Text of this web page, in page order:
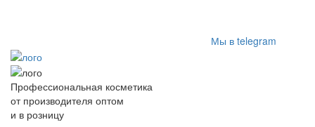
Мы в telegram
Профессиональная косметика
от производителя оптом
и в розницу